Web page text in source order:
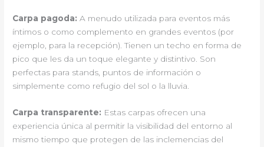
Carpa pagoda: A menudo utilizada para eventos más
íntimos o como complemento en grandes eventos (por
ejemplo, para la recepción). Tienen un techo en forma de
pico que les da un toque elegante y distintivo. Son
perfectas para stands, puntos de información o
simplemente como refugio del sol o la lluvia.
Carpa transparente: Estas carpas ofrecen una
experiencia única al permitir la visibilidad del entorno al
mismo tiempo que protegen de las inclemencias del